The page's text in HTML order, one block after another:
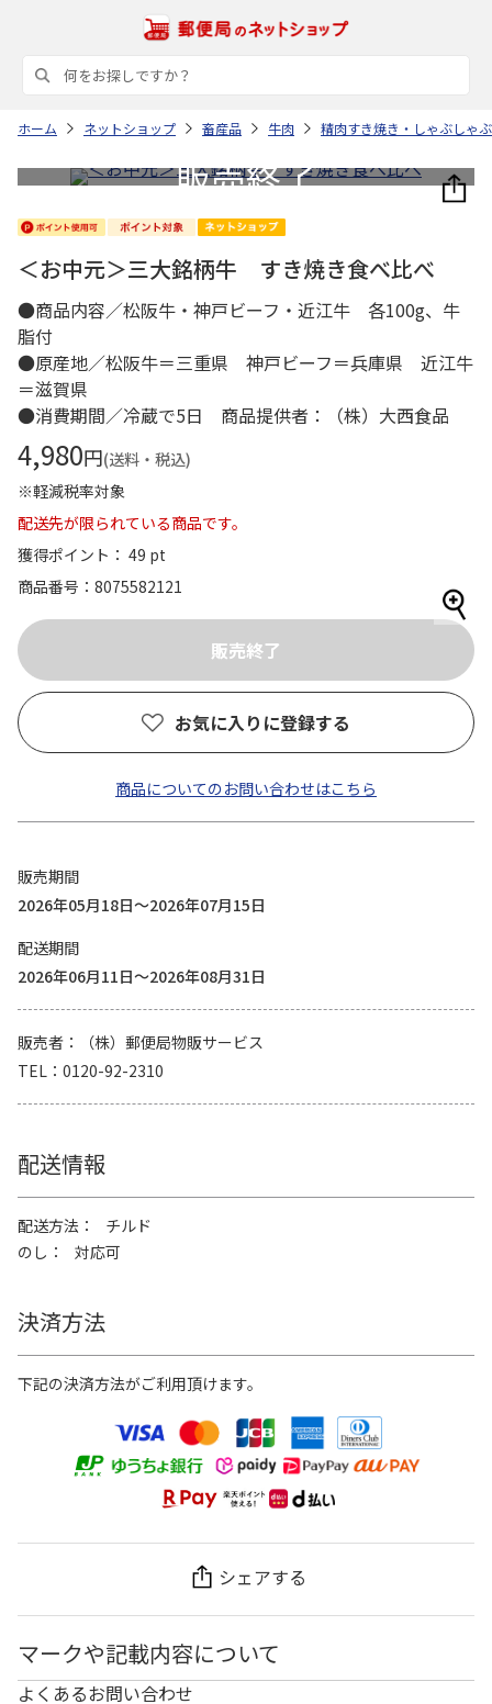
ホーム ネットショップ 畜産品 牛肉 精肉すき焼き・しゃぶしゃ
＜お中元＞三大銘柄牛 すき焼き食べ比べ
●商品内容／松阪牛・神戸ビーフ・近江牛 各100g、牛
脂付
●原産地／松阪牛＝三重県 神戸ビーフ＝兵庫県 近江牛
＝滋賀県
●消費期間／冷蔵で5日 商品提供者：（株）大西食品
4,980円(送料・税込)
※軽減税率対象
配送先が限られている商品です。
獲得ポイント： 49 pt
商品番号
8075582121
お気に入りに登録する
商品についてのお問い合わせはこちら
販売期間
2026年05月18日～2026年07月15日
配送期間
2026年06月11日～2026年08月31日
販売者
（株）郵便局物販サービス
TEL
0120-92-2310
配送情報
配送方法
チルド
のし
対応可
決済方法
下記の決済方法がご利用頂けます。
シェアする
マークや記載内容について
よくあるお問い合わせ